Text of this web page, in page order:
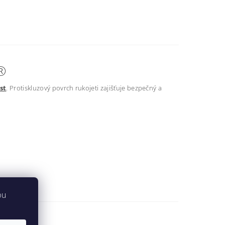
. Protiskluzový povrch rukojeti zajišťuje bezpečný a